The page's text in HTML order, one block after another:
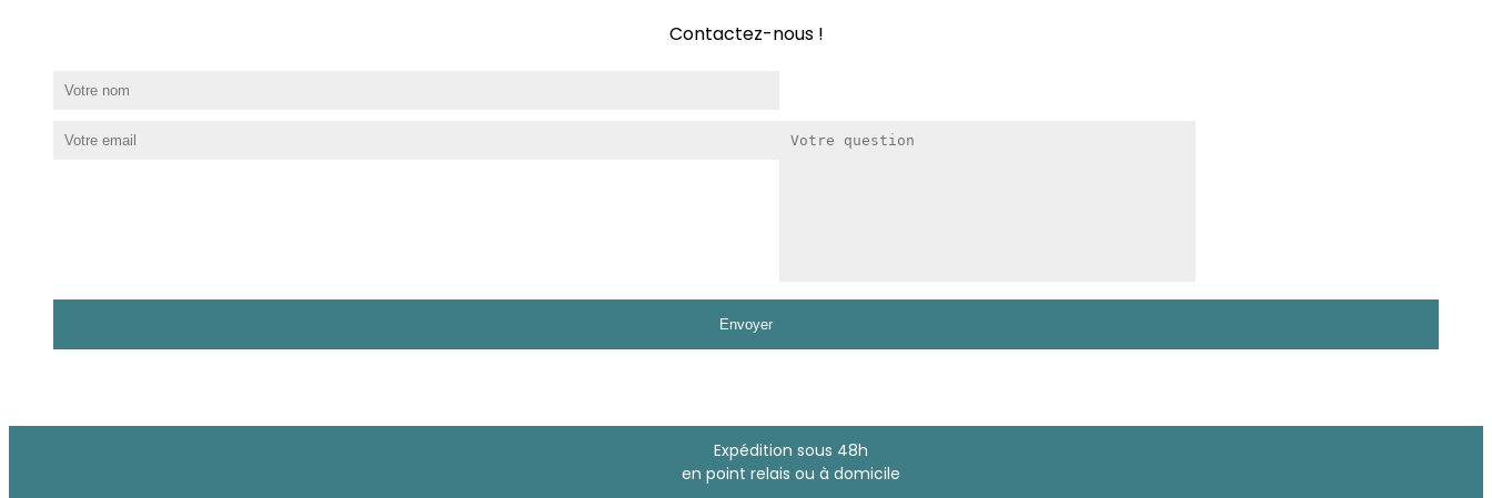
Contactez-nous !
Expédition sous 48h
en point relais ou à domicile